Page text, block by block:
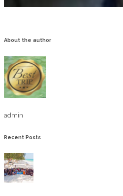
About the author
admin
Recent Posts